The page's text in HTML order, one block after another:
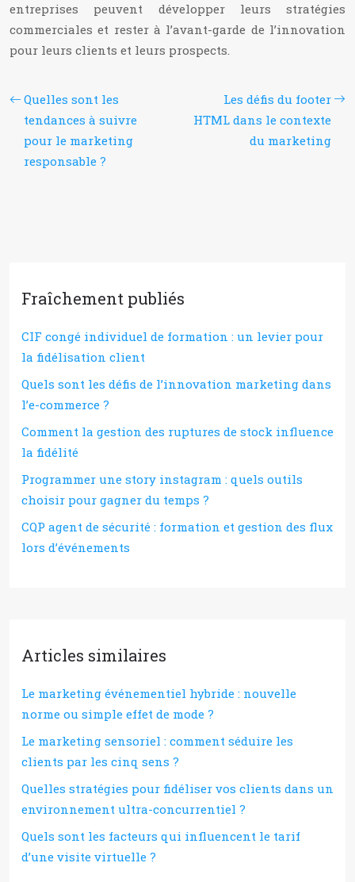
entreprises peuvent développer leurs stratégies
commerciales et rester à l’avant-garde de l’innovation
pour leurs clients et leurs prospects.
Quelles sont les
tendances à suivre
pour le marketing
responsable ?
Les défis du footer
HTML dans le contexte
du marketing
Fraîchement publiés
CIF congé individuel de formation : un levier pour
la fidélisation client
Quels sont les défis de l’innovation marketing dans
l’e-commerce ?
Comment la gestion des ruptures de stock influence
la fidélité
Programmer une story instagram : quels outils
choisir pour gagner du temps ?
CQP agent de sécurité : formation et gestion des flux
lors d’événements
Articles similaires
Le marketing événementiel hybride : nouvelle
norme ou simple effet de mode ?
Le marketing sensoriel : comment séduire les
clients par les cinq sens ?
Quelles stratégies pour fidéliser vos clients dans un
environnement ultra-concurrentiel ?
Quels sont les facteurs qui influencent le tarif
d’une visite virtuelle ?